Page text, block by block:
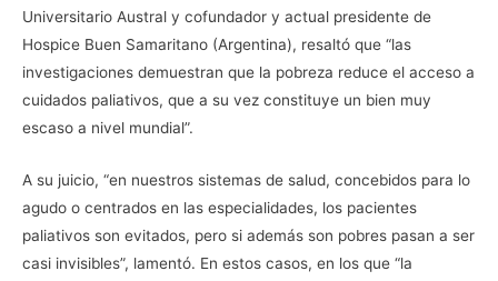
Universitario Austral y cofundador y actual presidente de
Hospice Buen Samaritano (Argentina), resaltó que “las
investigaciones demuestran que la pobreza reduce el acceso a
cuidados paliativos, que a su vez constituye un bien muy
escaso a nivel mundial”.
A su juicio, “en nuestros sistemas de salud, concebidos para lo
agudo o centrados en las especialidades, los pacientes
paliativos son evitados, pero si además son pobres pasan a ser
casi invisibles”, lamentó. En estos casos, en los que “la